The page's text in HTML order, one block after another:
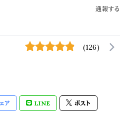
通報する
(126)
ア LINE ポスト